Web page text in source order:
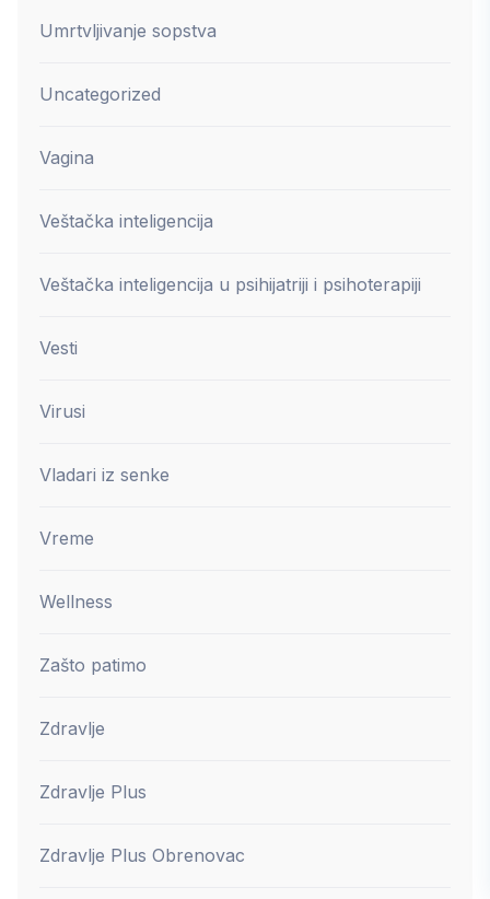
Umrtvljivanje sopstva
Uncategorized
Vagina
Veštačka inteligencija
Veštačka inteligencija u psihijatriji i psihoterapiji
Vesti
Virusi
Vladari iz senke
Vreme
Wellness
Zašto patimo
Zdravlje
Zdravlje Plus
Zdravlje Plus Obrenovac